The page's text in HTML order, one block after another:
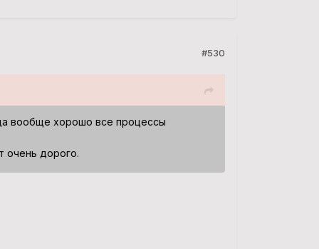
#530
вообще хорошо все процессы
очень дорого.